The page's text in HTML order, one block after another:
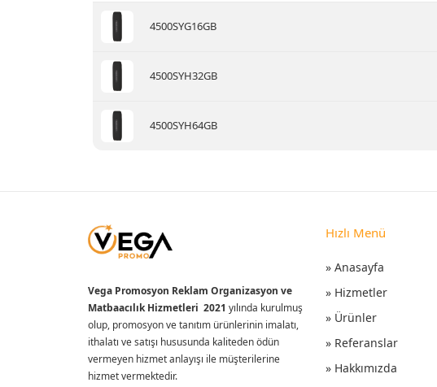
4500SYG16GB
4500SYH32GB
4500SYH64GB
Vega Promosyon Reklam Organizasyon ve
Matbaacılık Hizmetleri 2021 yılında kurulmuş
olup, promosyon ve tanıtım ürünlerinin imalatı,
ithalatı ve satışı hususunda kaliteden ödün
vermeyen hizmet anlayışı ile müşterilerine
hizmet vermektedir.
Hızlı Menü
» Anasayfa
» Hizmetler
» Ürünler
» Referanslar
» Hakkımızda